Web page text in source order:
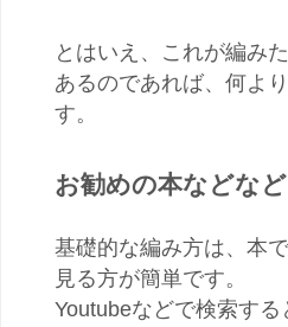
とはいえ、これが編み
あるのであれば、何よ
す。
お勧めの本などなど
基礎的な編み方は、本
見る方が簡単です。
Youtubeなどで検索す